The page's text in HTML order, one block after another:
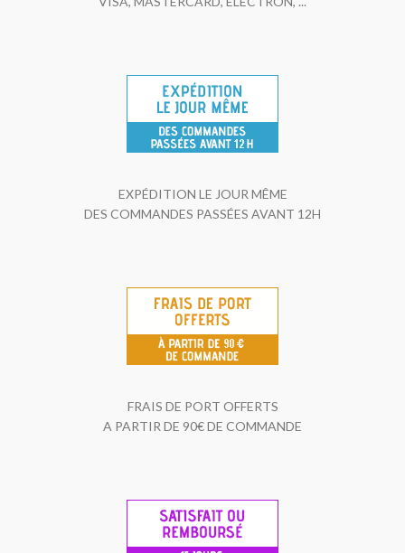
EXPÉDITION LE JOUR MÊME
DES COMMANDES PASSÉES AVANT 12H
FRAIS DE PORT OFFERTS
A PARTIR DE 90€ DE COMMANDE